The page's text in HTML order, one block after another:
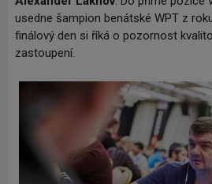
usedne šampion benátské WPT z
finálový den si říká o pozornost
zastoupení.